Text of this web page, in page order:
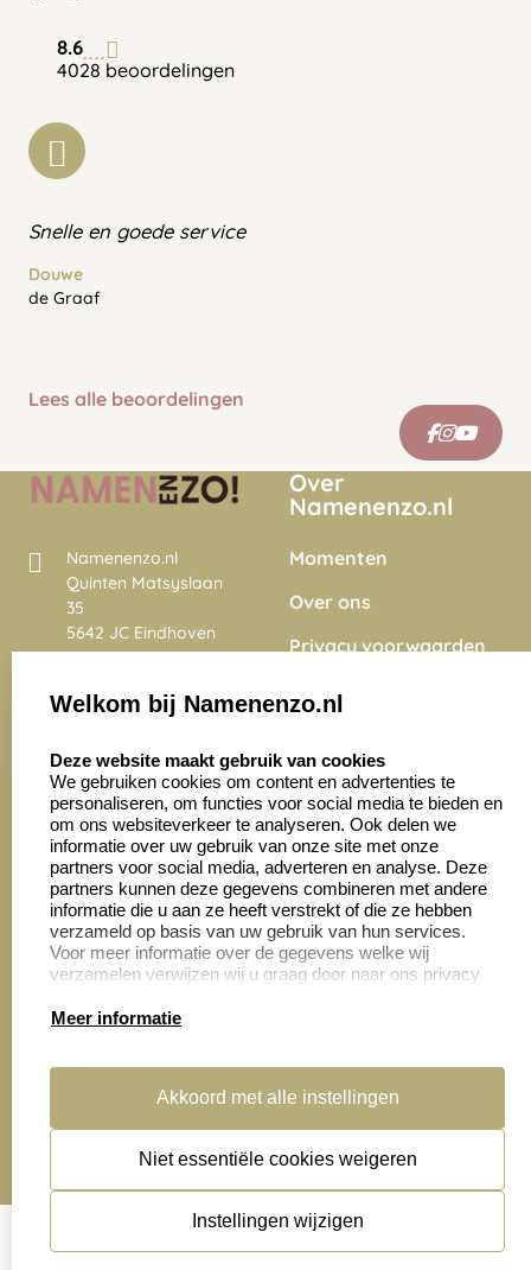
8.6
4028 beoordelingen
Snelle en goede service
Douwe
de Graaf
Lees alle beoordelingen
Namenenzo.nl
Quinten Matsyslaan
35
5642 JC Eindhoven
Nederland
4028 beoordelingen
Over
Namenenzo.nl
Momenten
Over ons
Privacy voorwaarden
Onze vacatures
Zakelijk:
Aanvraag op maat
Cadeaubonnen
Klantenservice:
Contact opnemen
Veelgestelde vragen
Retourneren
handleidingen
algemene voorwaarden
disclaimer
Cookies resetten
© copyright 2026
Welkom bij Namenenzo.nl
Deze website maakt gebruik van cookies
We gebruiken cookies om content en advertenties te
personaliseren, om functies voor social media te bieden en
om ons websiteverkeer te analyseren. Ook delen we
informatie over uw gebruik van onze site met onze
partners voor social media, adverteren en analyse. Deze
partners kunnen deze gegevens combineren met andere
informatie die u aan ze heeft verstrekt of die ze hebben
verzameld op basis van uw gebruik van hun services.
Voor meer informatie over de gegevens welke wij
verzamelen verwijzen wij u graag door naar ons privacy
Meer informatie
Akkoord met alle instellingen
Niet essentiële cookies weigeren
Instellingen wijzigen